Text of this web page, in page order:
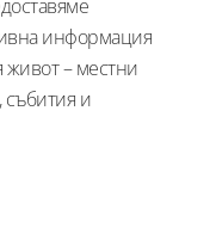
информация
– местни
събития и